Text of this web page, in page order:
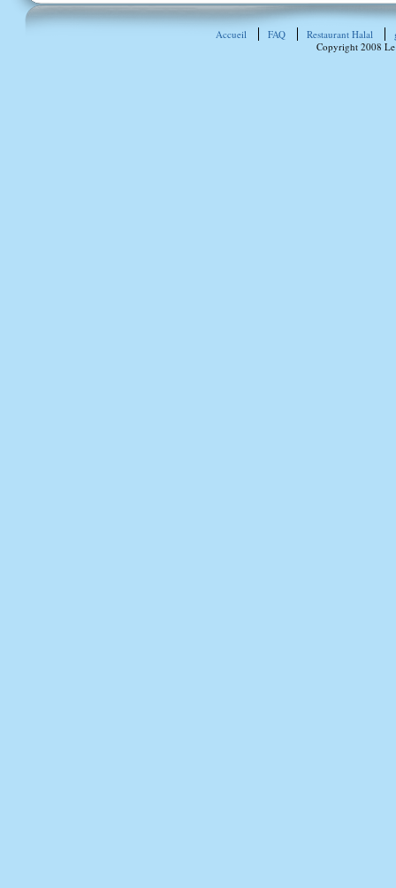
Accueil FAQ Restaurant Halal
Copyright 2008